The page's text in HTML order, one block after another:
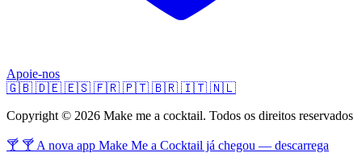
Apoie-nos
🇬🇧 🇩🇪 🇪🇸 🇫🇷 🇵🇹 🇧🇷 🇮🇹 🇳🇱
Copyright © 2026 Make me a cocktail. Todos os direitos reservados
🍸 🍸 A nova app Make Me a Cocktail já chegou — descarrega